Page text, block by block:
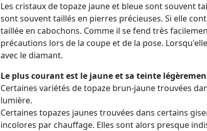
Les cristaux de topaze jaune et bleue sont souvent
sont souvent taillés en pierres précieuses. Si elle
taillée en cabochons. Comme il se fend très
précautions lors de la coupe et de la pose.
avec le diamant.
Le plus courant est le jaune et sa teinte
Certaines variétés de topaze brun-jaune trouvées
lumière.
Certaines topazes jaunes trouvées dans certains
incolores par chauffage. Elles sont alors presque